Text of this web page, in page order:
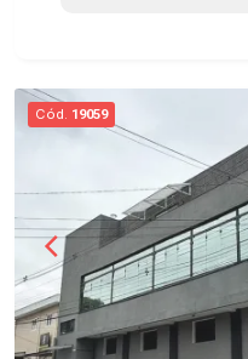
fácil ao Anel Viário, à
às principais vias
de São José dos Campos Agende já
#imobiliaria
#comercialvendaSJC
Cód. 19059